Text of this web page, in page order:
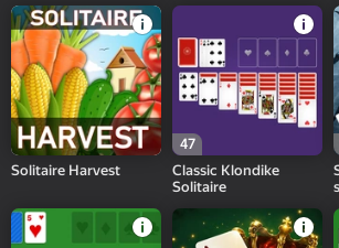
Solitaire Harvest
47
Classic Klondike
Solitaire